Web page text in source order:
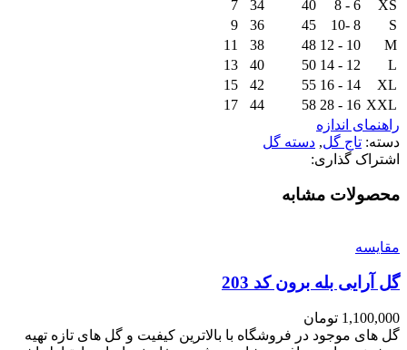
XS
6 - 8
40
34
7
S
8 -10
45
36
9
M
10 - 12
48
38
11
L
12 - 14
50
40
13
XL
14 - 16
55
42
15
XXL
16 - 28
58
44
17
راهنمای اندازه
دسته: تاج گل, دسته گل
اشتراک گذاری:
محصولات مشابه
مقايسه
گل آرایی بله برون کد 203
1,100,000 تومان
گل های موجود در فروشگاه با بالاترین کیفیت و گل های تازه تهیه